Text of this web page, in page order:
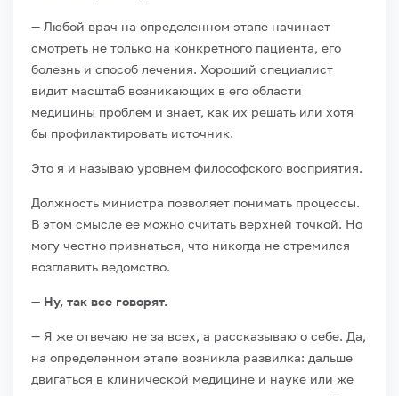
— Любой врач на определенном этапе начинает
смотреть не только на конкретного пациента, его
болезнь и способ лечения. Хороший специалист
видит масштаб возникающих в его области
медицины проблем и знает, как их решать или хотя
бы профилактировать источник.
Это я и называю уровнем философского восприятия.
Должность министра позволяет понимать процессы.
В этом смысле ее можно считать верхней точкой. Но
могу честно признаться, что никогда не стремился
возглавить ведомство.
— Ну, так все говорят.
— Я же отвечаю не за всех, а рассказываю о себе. Да,
на определенном этапе возникла развилка: дальше
двигаться в клинической медицине и науке или же